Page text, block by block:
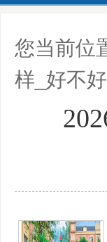
您当前位
样_好不好